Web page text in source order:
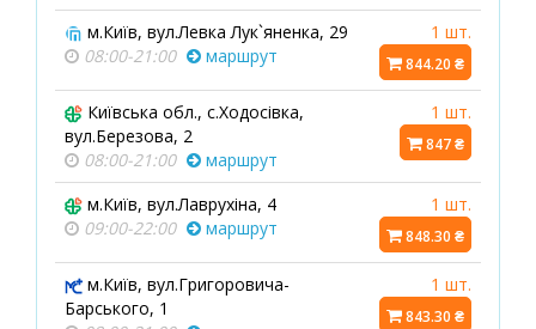
м.Київ, вул.Левка Лук`яненка, 29
08:00-21:00
маршрут
1 шт.
844.20 ₴
Київська обл., с.Ходосівка,
вул.Березова, 2
08:00-21:00
маршрут
1 шт.
847 ₴
м.Київ, вул.Лаврухіна, 4
09:00-22:00
маршрут
1 шт.
848.30 ₴
м.Київ, вул.Григоровича-
Барського, 1
1 шт.
843.30 ₴